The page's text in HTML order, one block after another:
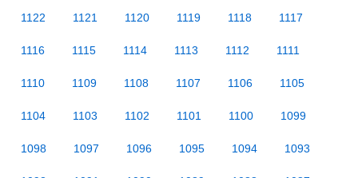
1122 1121 1120 1119 1118 1117
1116 1115 1114 1113 1112 1111
1110 1109 1108 1107 1106 1105
1104 1103 1102 1101 1100 1099
1098 1097 1096 1095 1094 1093